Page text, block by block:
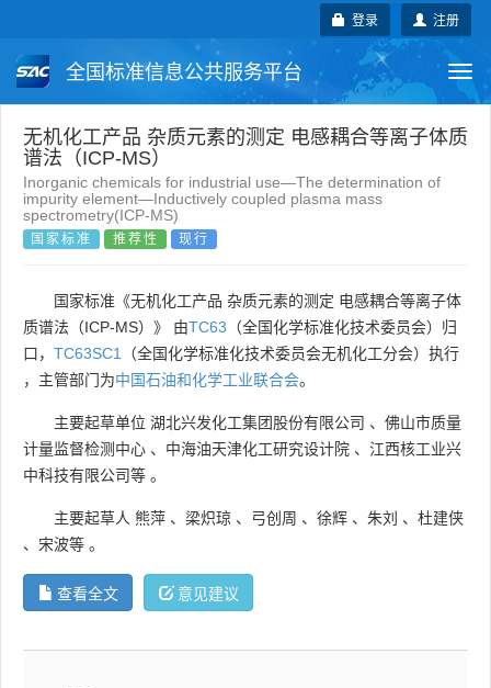
注册
登录
全国标准信息公共服务平台
国家标准 行业标准 地方标准
团体标准 企业标准 国际标准
国外标准 技术委员会
无机化工产品 杂质元素的测定 电感耦合等离子体质
谱法（ICP-MS）
Inorganic chemicals for industrial use―The determination of
impurity element―Inductively coupled plasma mass
spectrometry(ICP-MS)
国家标准 推荐性 现行
国家标准《无机化工产品 杂质元素的测定 电感耦合等离子体
质谱法（ICP-MS）》 由TC63 （全国化学标准化技术委员会）归
口， TC63SC1
（全国化学标准化技术委员会无机化工分会）执行
，主管部门为中国石油和化学工业联合会。
主要起草单位 湖北兴发化工集团股份有限公司 、 佛山市质量
计量监督检测中心 、 中海油天津化工研究设计院 、 江西核工业兴
中科技有限公司等 。
主要起草人 熊萍 、 梁炽琼 、 弓创周 、 徐辉 、 朱刘 、 杜建侠
、 宋波等 。
查看全文 意见建议